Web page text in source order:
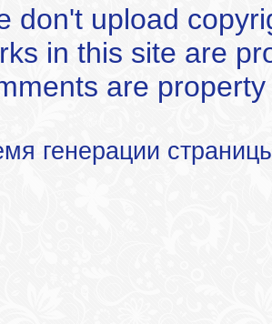
don't upload
in this site are
are
генерации